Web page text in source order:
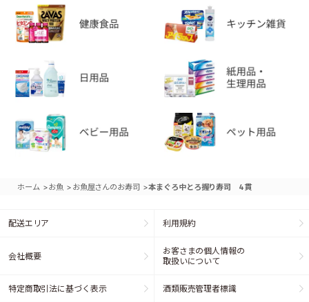
ホーム >お魚 > お魚屋さんのお寿司 >本まぐろ中とろ握り寿司 4貫
配送エリア 利用規約
会社概要
お客さまの個人情報の
取扱いについて
特定商取引法に基づく表示 酒類販売管理者標識